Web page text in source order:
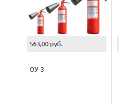
563,00 руб.
ОУ-3